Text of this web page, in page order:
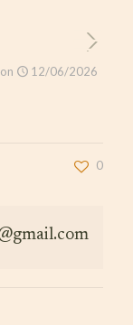
on 12/06/2026
0